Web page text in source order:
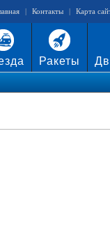
| Контакты | Карта
Ракеты